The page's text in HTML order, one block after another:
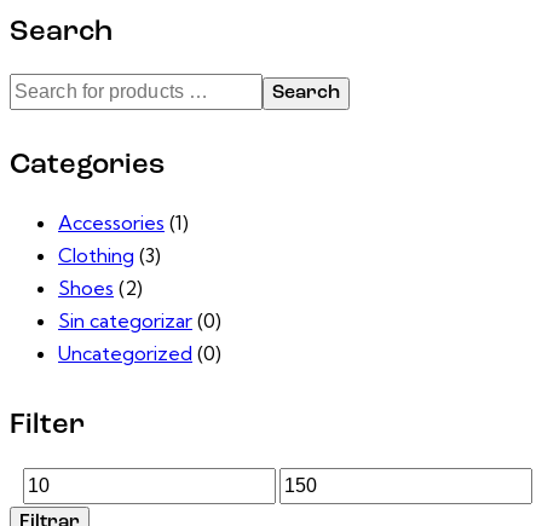
Search
Search
Categories
Accessories (1)
Clothing (3)
Shoes (2)
Sin categorizar (0)
Uncategorized (0)
Filter
Precio
Precio